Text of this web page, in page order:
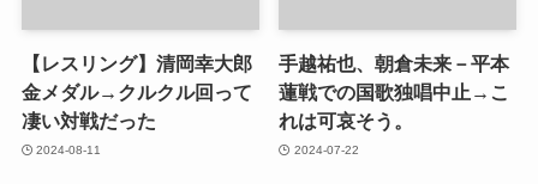
【レスリング】清岡幸大郎
金メダル→クルクル回って
凄い対戦だった
2024-08-11
手越祐也、朝倉未来－平本
蓮戦での国歌独唱中止→こ
れは可哀そう。
2024-07-22